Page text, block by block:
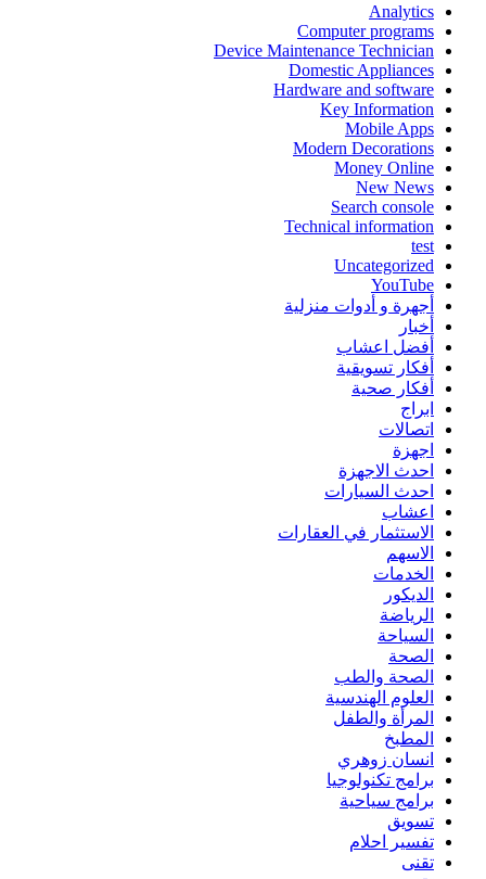
Analytics
Computer programs
Device Maintenance Technician
Domestic Appliances
Hardware and software
Key Information
Mobile Apps
Modern Decorations
Money Online
New News
Search console
Technical information
test
Uncategorized
YouTube
أجهرة و أدوات منزلية
أخبار
أفضل اعشاب
أفكار تسويقية
أفكار صحية
ابراج
اتصالات
اجهزة
احدث الاجهزة
احدث السيارات
اعشاب
الاستثمار في العقارات
الاسهم
الخدمات
الديكور
الرياضة
السياحة
الصحة
الصحة والطب
العلوم الهندسية
المرأة والطفل
المطبخ
انسان زوهري
برامج تكنولوجيا
برامج سياحية
تسويق
تفسير احلام
تقنى